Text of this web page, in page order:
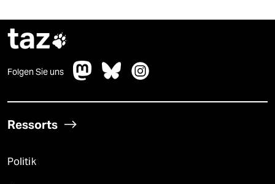
taz
Folgen Sie uns
Ressorts
Politik